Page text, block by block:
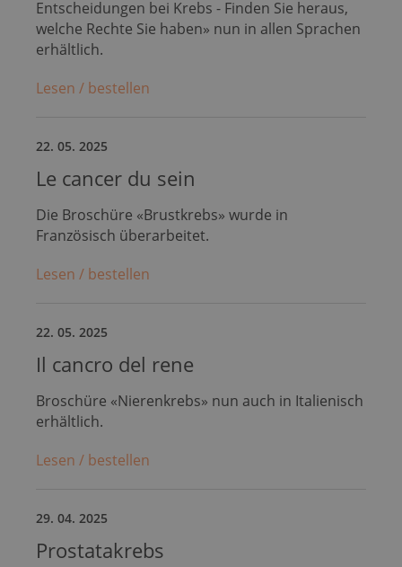
Entscheidungen bei Krebs - Finden Sie heraus,
welche Rechte Sie haben» nun in allen Sprachen
erhältlich.
Lesen / bestellen
22. 05. 2025
Le cancer du sein
Die Broschüre «Brustkrebs» wurde in
Französisch überarbeitet.
Lesen / bestellen
22. 05. 2025
Il cancro del rene
Broschüre «Nierenkrebs» nun auch in Italienisch
erhältlich.
Lesen / bestellen
29. 04. 2025
Prostatakrebs